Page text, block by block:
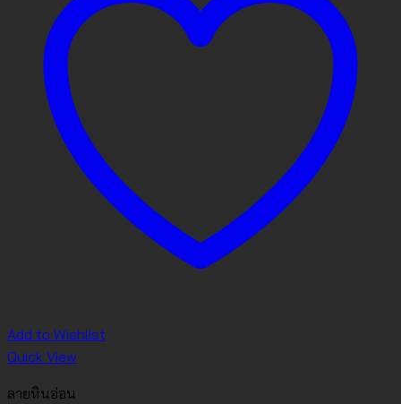
Add to Wishlist
Quick View
ลายหินอ่อน